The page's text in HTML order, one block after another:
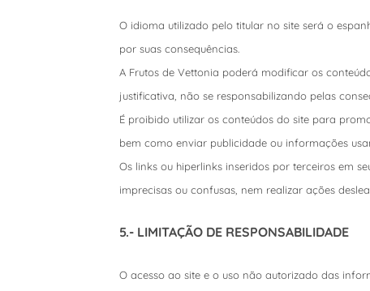
O idioma utilizado pelo titular no site será o
por suas consequências.
A Frutos de Vettonia poderá modificar os
justificativa, não se responsabilizando pelas
É proibido utilizar os conteúdos do site para
bem como enviar publicidade ou informações
Os links ou hiperlinks inseridos por terceiros em
imprecisas ou confusas, nem realizar ações
5.- LIMITAÇÃO DE RESPONSABILIDADE
O acesso ao site e o uso não autorizado das